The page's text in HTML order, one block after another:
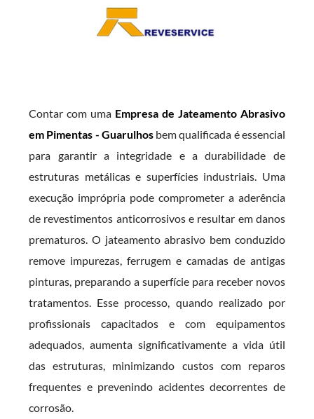
Contar com uma Empresa de Jateamento Abrasivo
em Pimentas - Guarulhosbem qualificada é essencial
para garantir a integridade e a durabilidade de
estruturas metálicas e superfícies industriais. Uma
execução imprópria pode comprometer a aderência
de revestimentos anticorrosivos e resultar em danos
prematuros. O jateamento abrasivo bem conduzido
remove impurezas, ferrugem e camadas de antigas
pinturas, preparando a superfície para receber novos
tratamentos. Esse processo, quando realizado por
profissionais capacitados e com equipamentos
adequados, aumenta significativamente a vida útil
das estruturas, minimizando custos com reparos
frequentes e prevenindo acidentes decorrentes de
corrosão.